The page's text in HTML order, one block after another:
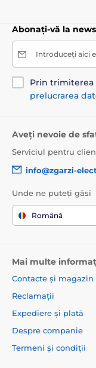
Abonați-vă la
Introduceți aici
Prin trimiterea
prelucrarea
Aveți nevoie de
Serviciul pentru
info@zgarzi-
Unde ne puteți găsi
Română
Mai multe
Contacte și magazin
Reclamații
Expediere și plată
Despre companie
Termeni și condiții